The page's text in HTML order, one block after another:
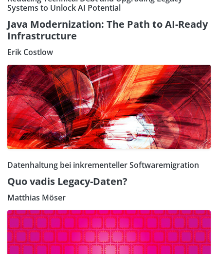
Systems to Unlock AI Potential
Java Modernization: The Path to AI-Ready
Infrastructure
Erik Costlow
Datenhaltung bei inkrementeller Softwaremigration
Quo vadis Legacy-Daten?
Matthias Möser